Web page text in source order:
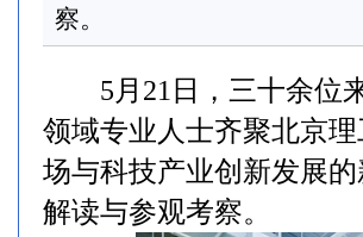
察。
5月21日，三十余位来
领域专业人士齐聚北京
场与科技产业创新发展
解读与参观考察。